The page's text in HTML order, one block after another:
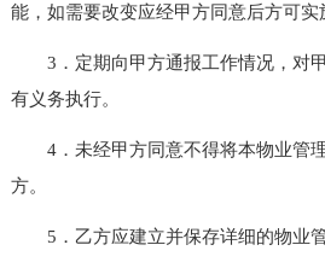
能，如需要改变应经甲方同意后方可实
3．定期向甲方通报工作情况，对
有义务执行。
4．未经甲方同意不得将本物业管
方。
5．乙方应建立并保存详细的物业管